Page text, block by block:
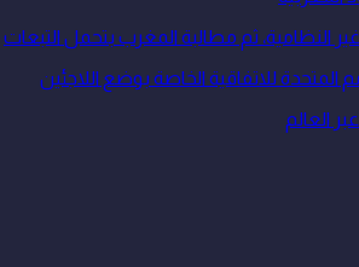
ثم مطالبة المغرب بتحمل التبعات
العالم